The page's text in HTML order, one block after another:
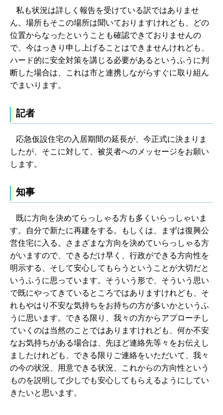
私も状況は詳しく報告を受けている訳ではありませ
ん。場所もそこの場所は聞いておりますけれども、どの
位置からなったということも確認できておりませんの
で、今はっきり申し上げることはできませんけれども、
ハード的に安全対策を講じる必要があるというふうに判
断した場合は、これは市と連携しながらすぐに取り組ん
でまいります。
記者
応急仮設住宅の入居期間の延長が、今正式に決まりま
したが、そこに対して、被災者へのメッセージをお願い
します。
知事
既に方向を決めてらっしゃる方も多くいらっしゃいま
す。自分で新たに再建をする。もしくは、まずは復興公
営住宅に入る。さまざまな方向を決めていらっしゃる方
がいますので、できるだけ早く、行政ができる方向性を
明示する、そして安心してもらうということが大切だと
いうふうに思っています。そういう形で、そういう思い
で既にやってきているところではありますけれども、そ
れもやはり不安な気持ちをお持ちの方が多いかというふ
うに思います。できる限り、我々の方からアプローチし
ていくのは当然のことではありますけれども、何か不安
なお気持ちがある場合は、先ほど連絡先等々をお伝えし
ましたけれども、できる限りご連絡をいただいて、我々
の今の状況、用意できる状況、これからの方向性という
ものを説明して少しでも安心してもらえるようにしてい
きたいと思います。